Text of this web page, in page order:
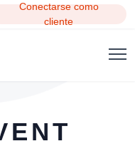
Conectarse como
cliente